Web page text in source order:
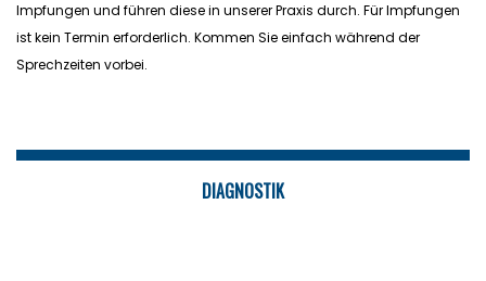
Impfungen und führen diese in unserer Praxis durch. Für Impfungen
ist kein Termin erforderlich. Kommen Sie einfach während der
Sprechzeiten vorbei.
DIAGNOSTIK